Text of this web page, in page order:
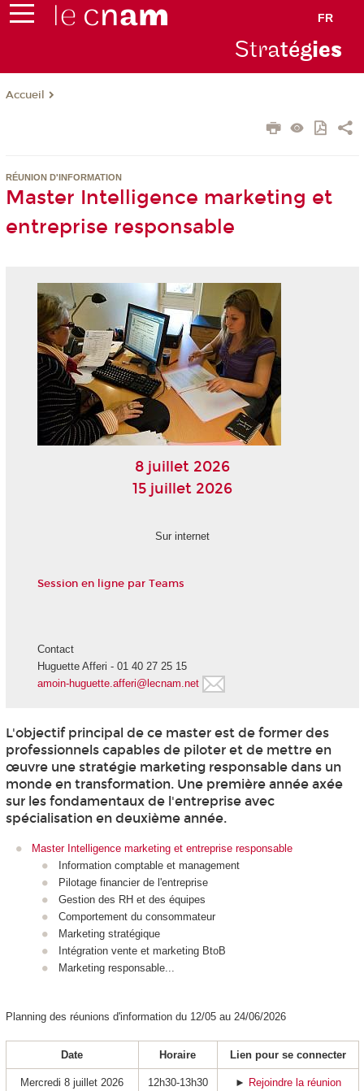
FR
Stratégies
Accueil
RÉUNION D'INFORMATION
Master Intelligence marketing et
entreprise responsable
8 juillet 2026
15 juillet 2026
Sur internet
Session en ligne par Teams
Contact
Huguette Afferi - 01 40 27 25 15
amoin-huguette.afferi@lecnam.net
L'objectif principal de ce master est de former des
professionnels capables de piloter et de mettre en
œuvre une stratégie marketing responsable dans un
monde en transformation. Une première année axée
sur les fondamentaux de l'entreprise avec
spécialisation en deuxième année.
Master Intelligence marketing et entreprise responsable
Information comptable et management​
Pilotage financier de l'entreprise​
Gestion des RH et des équipes​
Comportement du consommateur ​
Marketing stratégique ​
Intégration vente et marketing BtoB ​
Marketing responsable...
Planning des réunions d'information du 12/05 au 24/06/2026
Date Horaire Lien pour se connecter
Mercredi 8 juillet 2026 12h30-13h30 ► Rejoindre la réunion